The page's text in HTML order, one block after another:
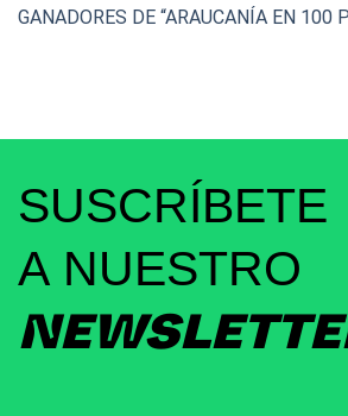
GANADORES DE “ARAUCANÍA EN 100
SUSCRÍBETE
A NUESTRO